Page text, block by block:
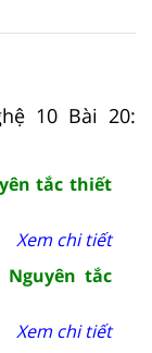
10 Bài 20:
tắc thiết
Xem chi tiết
Nguyên tắc
Xem chi tiết